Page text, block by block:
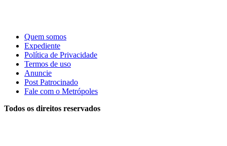
Quem somos
Expediente
Política de Privacidade
Termos de uso
Anuncie
Post Patrocinado
Fale com o Metrópoles
Todos os direitos reservados